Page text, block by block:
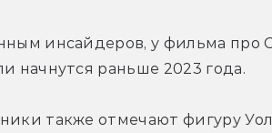
инсайдеров, у фильма про
начнутся раньше 2023 года.
также отмечают фигуру